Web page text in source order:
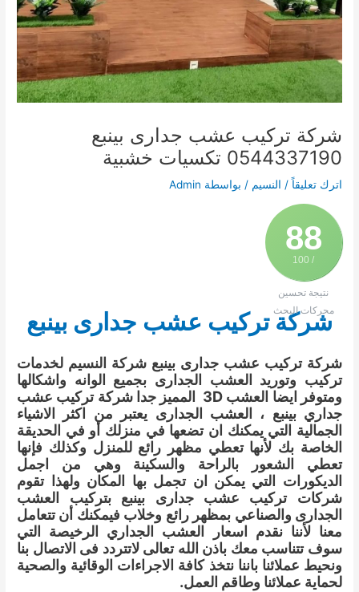
شركة تركيب عشب جدارى بينبع
0544337190 تكسيات خشبية
اترك تعليقاً / النسيم / بواسطة Admin
88
/ 100
نتيجة تحسين
محركات البحث
شركة تركيب عشب جدارى بينبع
شركة تركيب عشب جدارى بينبع شركة النسيم لخدمات
تركيب وتوريد العشب الجدارى بجميع الوانه واشكالها
ومتوفر ايضا العشب 3D المميز جدا شركة تركيب عشب
جداري بينبع ، العشب الجدارى يعتبر من اكثر الاشياء
الجمالية التي يمكنك ان تضعها في منزلك أو في الحديقة
الخاصة بك لأنها تعطي مظهر رائع للمنزل وكذلك فإنها
تعطي الشعور بالراحة والسكينة وهي من اجمل
الديكورات التي يمكن ان تجمل بها المكان ولهذا تقوم
شركات تركيب عشب جدارى بينبع بتركيب العشب
الجدارى والصناعي بمظهر رائع وخلاب فيمكنك أن تتعامل
معنا لأننا نقدم اسعار العشب الجداري الرخيصة التي
سوف تتناسب معك باذن الله تعالى لاتتردد فى الاتصال بنا
ونحيط عملائنا باننا نتخذ كافة الاجراءات الوقائية والصحية
لحماية عملائنا وطاقم العمل.